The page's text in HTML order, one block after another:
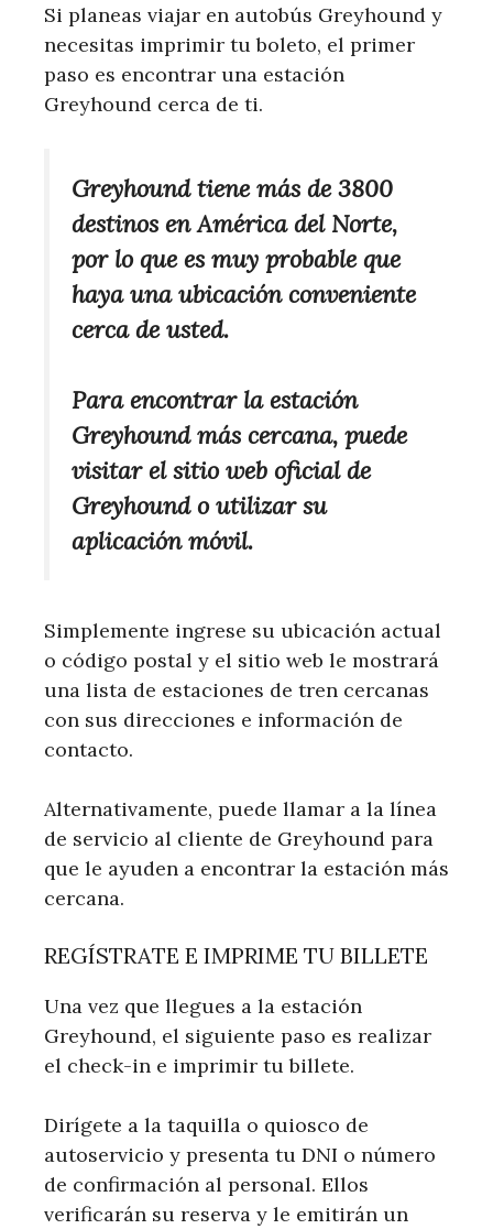
Si planeas viajar en autobús Greyhound y
necesitas imprimir tu boleto, el primer
paso es encontrar una estación
Greyhound cerca de ti.
Greyhound tiene más de 3800
destinos en América del Norte,
por lo que es muy probable que
haya una ubicación conveniente
cerca de usted.
Para encontrar la estación
Greyhound más cercana, puede
visitar el sitio web oficial de
Greyhound o utilizar su
aplicación móvil.
Simplemente ingrese su ubicación actual
o código postal y el sitio web le mostrará
una lista de estaciones de tren cercanas
con sus direcciones e información de
contacto.
Alternativamente, puede llamar a la línea
de servicio al cliente de Greyhound para
que le ayuden a encontrar la estación más
cercana.
REGÍSTRATE E IMPRIME TU BILLETE
Una vez que llegues a la estación
Greyhound, el siguiente paso es realizar
el check-in e imprimir tu billete.
Dirígete a la taquilla o quiosco de
autoservicio y presenta tu DNI o número
de confirmación al personal. Ellos
verificarán su reserva y le emitirán un